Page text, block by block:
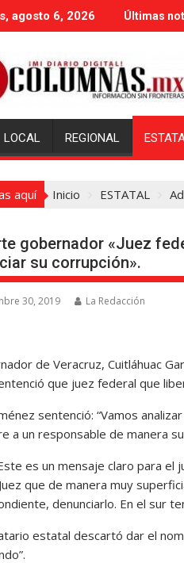
agosto 6, 2026 Últimas
LOCAL REGIONAL
aquí Inicio ESTATAL
gobernador «Juez
su corrupción».
30, 2019 La Redacción
de Veracruz, Cuitláhuac
que juez federal que
sentenció: “Vamos
a un responsable de manera
es un mensaje claro para
que de manera muy
denunciarlo. En el sur
estatal descartó dar el